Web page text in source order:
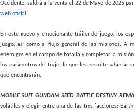
Occidente, saldrá a la venta el 22 de Mayo de 2025
web oficial .
En este nuevo y emocionante tráiler de juego, los
juego, así como al flujo general de las misiones. A
enemigos en el campo de batalla y completar la
los parámetros del traje, lo que les permite adaptar
que encontrarán.
MOBILE SUIT GUNDAM SEED BATTLE DESTINY
volátiles y elegir entre una de las tres facciones: